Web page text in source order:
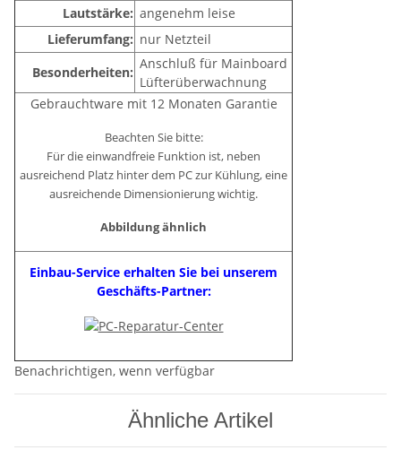
Lautstärke: angenehm leise
Lieferumfang: nur Netzteil
Besonderheiten:
Anschluß für Mainboard
Lüfterüberwachnung
Gebrauchtware mit 12 Monaten Garantie
Beachten Sie bitte:
Für die einwandfreie Funktion ist, neben
ausreichend Platz hinter dem PC zur Kühlung, eine
ausreichende Dimensionierung wichtig.
Abbildung ähnlich
Einbau-Service erhalten Sie bei unserem
Geschäfts-Partner:
Benachrichtigen, wenn verfügbar
Ähnliche Artikel